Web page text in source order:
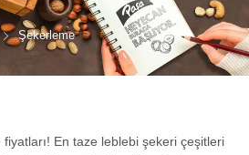
Şekerleme
En taze leblebi şekeri çeşitleri